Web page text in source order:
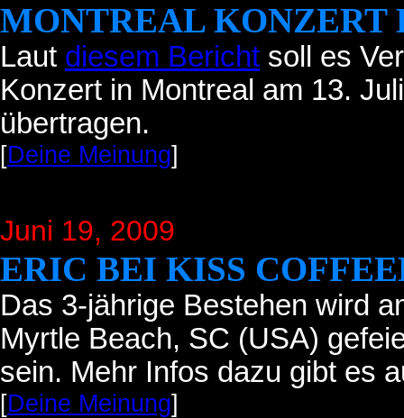
MONTREAL
Laut diesem Bericht soll es
Konzert in Montreal am 13.
übertragen.
[Deine Meinung]
Juni 19, 2009
ERIC BEI KISS
Das 3-jährige Bestehen wird
Myrtle Beach, SC (USA)
sein. Mehr Infos dazu gibt es
[Deine Meinung]